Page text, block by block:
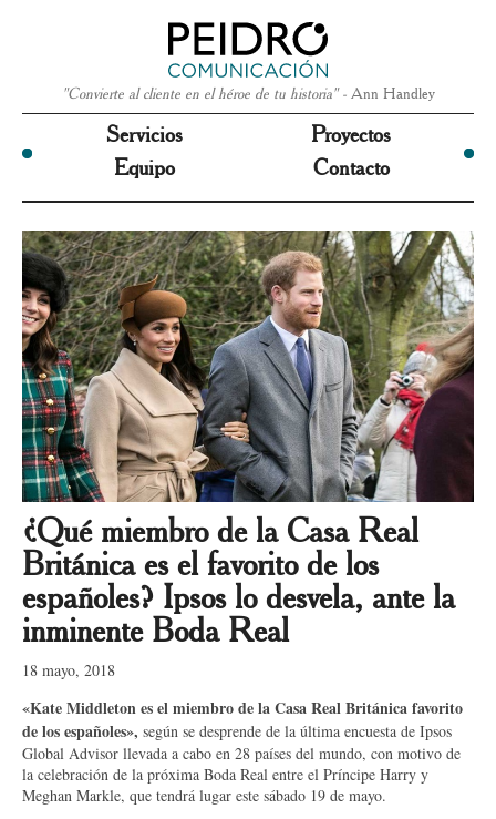
"Convierte al cliente en el héroe de tu historia" - Ann Handley
Servicios
Proyectos
Equipo
Contacto
¿Qué miembro de la Casa Real
Británica es el favorito de los
españoles? Ipsos lo desvela, ante la
inminente Boda Real
18 mayo, 2018
«Kate Middleton es el miembro de la Casa Real Británica favorito
de los españoles», según se desprende de la última encuesta de Ipsos
Global Advisor llevada a cabo en 28 países del mundo, con motivo de
la celebración de la próxima Boda Real entre el Príncipe Harry y
Meghan Markle, que tendrá lugar este sábado 19 de mayo.